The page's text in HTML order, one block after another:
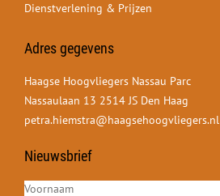
Dienstverlening & Prijzen
Adres gegevens
Haagse Hoogvliegers Nassau Parc
Nassaulaan 13 2514 JS Den Haag
petra.hiemstra@haagsehoogvliegers.nl
Nieuwsbrief